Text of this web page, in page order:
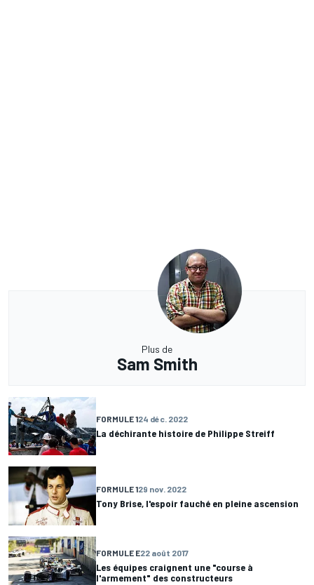
Plus de
Sam Smith
FORMULE 124 déc. 2022
La déchirante histoire de Philippe Streiff
FORMULE 129 nov. 2022
Tony Brise, l'espoir fauché en pleine ascension
FORMULE E22 août 2017
Les équipes craignent une "course à
l'armement" des constructeurs